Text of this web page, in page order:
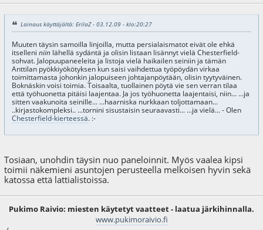
Lainaus käyttäjältä: ErilaZ - 03.12.09 - klo:20:27
Muuten täysin samoilla linjoilla, mutta persialaismatot eivät ole ehkä
itselleni niinlähellä sydäntä ja olisin listaan lisännyt vielä Chesterfield-
sohvat. Jalopuupaneeleita ja listoja vielä haikailen seiniin ja tämän
Anttilan pyökkiyökötyksen kun saisi vaihdettua työpöydän virkaa
toimittamasta johonkin jalopuiseen johtajanpöytään, olisin tyytyväinen.
Boknäskin voisi toimia. Toisaalta, tuollainen pöytä vie sen verran tilaa
että työhuonetta pitäisi laajentaa. Ja jos työhuonetta laajentaisi, niin... ...ja
sitten vaakunoita seinille... ...haarniska nurkkaan toljottamaan...
..kirjastokompleksi.. ...tornini sisustaisin seuraavasti... ...ja vielä... - Olen
Chesterfield-kierteessä. :-
Tosiaan, unohdin täysin nuo paneloinnit. Myös vaalea kipsi
toimii näkemieni asuntojen perusteella melkoisen hyvin sekä
katossa että lattialistoissa.
Pukimo Raivio: miesten käytetyt vaatteet - laatua järkihinnalla.
www.pukimoraivio.fi